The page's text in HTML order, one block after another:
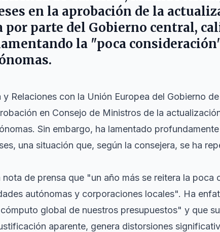
en la aprobación de la
por parte del Gobierno central,
la "poca
Relaciones con la Unión Europea del Gobierno
en Consejo de Ministros de la
Sin embargo, ha lamentado
una situación que, según la consejera, se ha
nota de prensa que "un año más se reitera la poca
autónomas y corporaciones locales". Ha
global de nuestros presupuestos" y que
aparente, genera distorsiones